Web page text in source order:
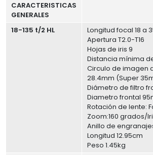
CARACTERISTICAS
GENERALES
18-135 t/2 HL
Longitud focal 18 a
Apertura T2.0-T16
Hojas de iris 9
Distancia mínima
Circulo de imagen
28.4mm (Super
Diámetro de filtro
Diametro frontal
Rotación de lente:
Zoom:160 grados/
Anillo de
Longitud 12.95cm
Peso 1.45kg